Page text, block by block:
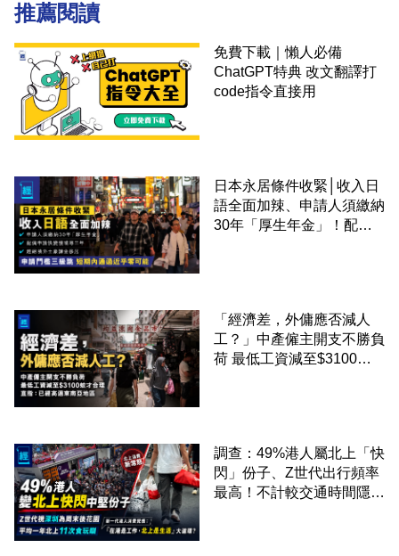
推薦閱讀
免費下載｜懶人必備
ChatGPT特典 改文翻譯打
code指令直接用
日本永居條件收緊│收入日
語全面加辣、申請人須繳納
30年「厚生年金」！配偶
「經濟差，外傭應否減人
工？」中產僱主開支不勝負
荷 最低工資減至$3100蚊
調查：49%港人屬北上「快
閃」份子、Z世代出行頻率
最高！不計較交通時間隱形